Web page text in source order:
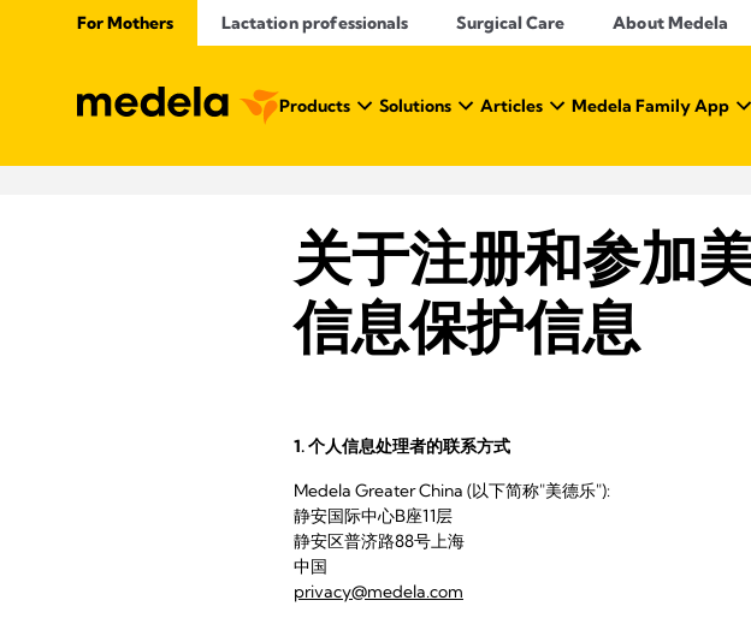
For Mothers Lactation professionals Surgical Care About Medela
Products Solutions Articles Medela Family App
关于注册和参加
信息保护信息
1. 个人信息处理者的联系方式
Medela Greater China (以下简称"美德乐"):
静安国际中心B座11层
静安区普济路88号上海
中国
privacy@medela.com